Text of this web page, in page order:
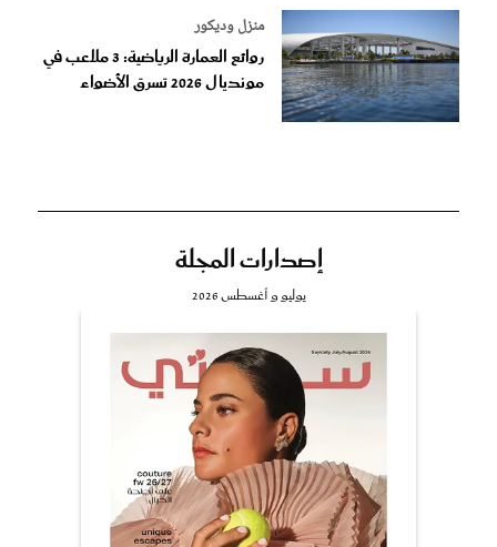
منزل وديكور
روائع العمارة الرياضية: 3 ملاعب في
مونديال 2026 تسرق الأضواء
إصدارات المجلة
يوليو و أغسطس 2026